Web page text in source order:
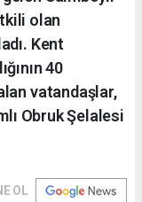
olan
Kent
40
vatandaşlar,
Obruk Şelalesi
OL